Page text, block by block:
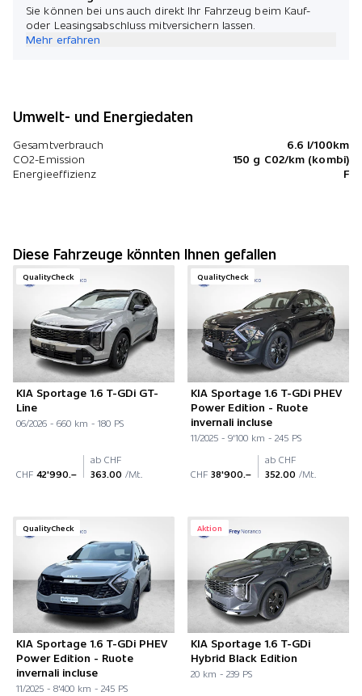
Sie können bei uns auch direkt Ihr Fahrzeug beim Kauf-
oder Leasingsabschluss mitversichern lassen.
Mehr erfahren
Umwelt- und Energiedaten
Gesamtverbrauch
6.6 l/100km
CO2-Emission
150 g C02/km (kombi)
Energieeffizienz
F
Diese Fahrzeuge könnten Ihnen gefallen
QualityCheck
KIA Sportage 1.6 T-GDi GT-
Line
06/2026 - 660 km - 180 PS
CHF 42'990.–
ab CHF
363.00 /Mt.
QualityCheck
KIA Sportage 1.6 T-GDi PHEV
Power Edition - Ruote
invernali incluse
11/2025 - 9'100 km - 245 PS
CHF 38'900.–
ab CHF
352.00 /Mt.
QualityCheck
KIA Sportage 1.6 T-GDi PHEV
Power Edition - Ruote
invernali incluse
11/2025 - 8'400 km - 245 PS
Aktion
KIA Sportage 1.6 T-GDi
Hybrid Black Edition
20 km - 239 PS